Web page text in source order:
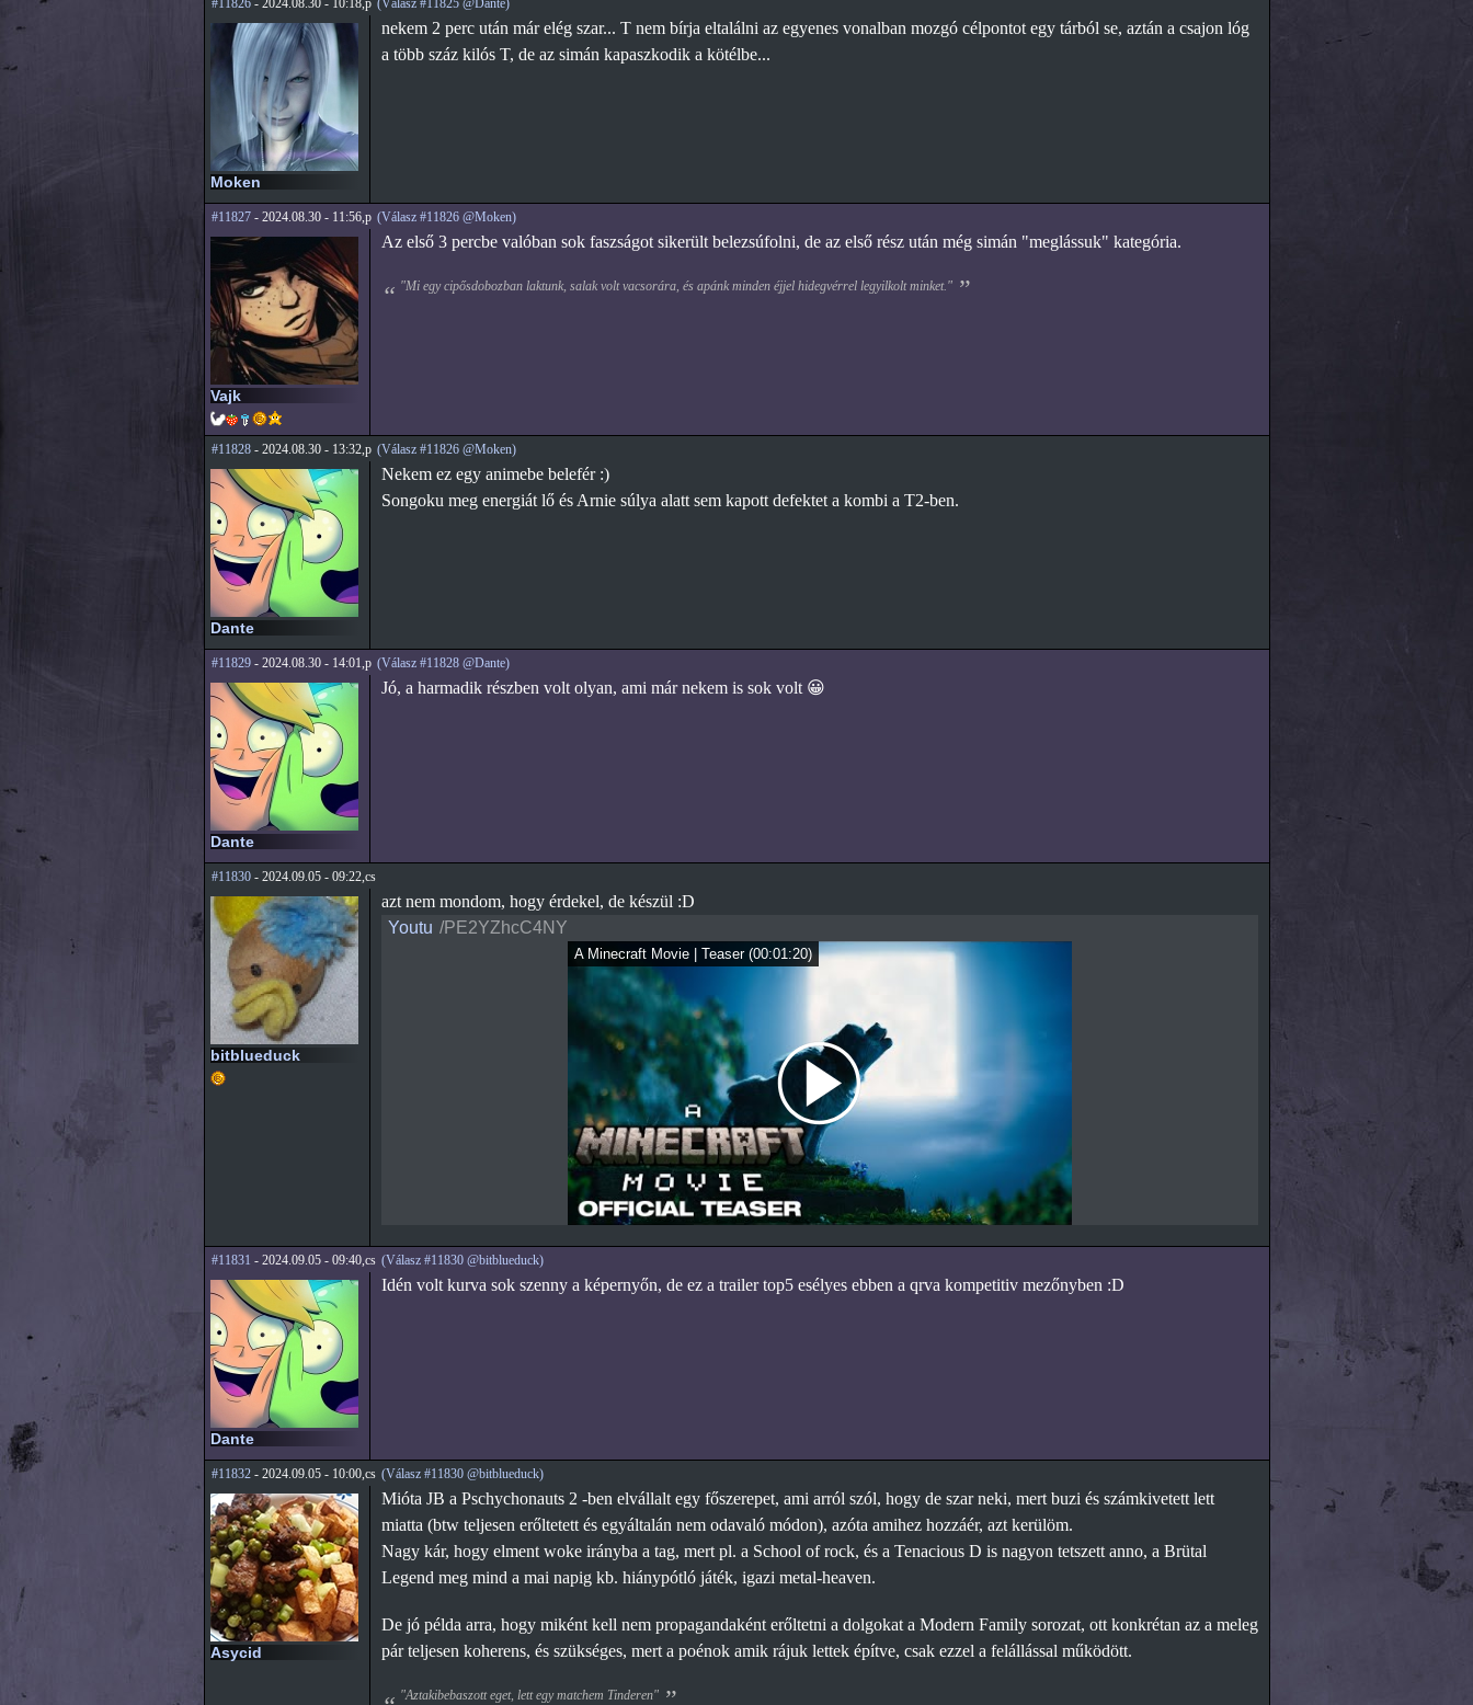
#11826- 2024.08.30 - 10:18,p (Válasz #11825 @Dante)
Moken
nekem 2 perc után már elég szar... T nem bírja eltalálni az egyenes vonalban mozgó célpontot egy tárból se, aztán a csajon lóg
a több száz kilós T, de az simán kapaszkodik a kötélbe...
#11827- 2024.08.30 - 11:56,p (Válasz #11826 @Moken)
Vajk
Az első 3 percbe valóban sok faszságot sikerült belezsúfolni, de az első rész után még simán "meglássuk" kategória.
"Mi egy cipősdobozban laktunk, salak volt vacsorára, és apánk minden éjjel hidegvérrel legyilkolt minket."
#11828- 2024.08.30 - 13:32,p (Válasz #11826 @Moken)
Dante
Nekem ez egy animebe belefér :)
Songoku meg energiát lő és Arnie súlya alatt sem kapott defektet a kombi a T2-ben.
#11829- 2024.08.30 - 14:01,p (Válasz #11828 @Dante)
Dante
Jó, a harmadik részben volt olyan, ami már nekem is sok volt 😀
#11830- 2024.09.05 - 09:22,cs
bitblueduck
azt nem mondom, hogy érdekel, de készül :D
Youtu /PE2YZhcC4NY
A Minecraft Movie | Teaser(00:01:20)
#11831 - 2024.09.05 - 09:40,cs (Válasz #11830 @bitblueduck)
Dante
Idén volt kurva sok szenny a képernyőn, de ez a trailer top5 esélyes ebben a qrva kompetitiv mezőnyben :D
#11832- 2024.09.05 - 10:00,cs (Válasz #11830 @bitblueduck)
Asycid
Mióta JB a Pschychonauts 2 -ben elvállalt egy főszerepet, ami arról szól, hogy de szar neki, mert buzi és számkivetett lett
miatta (btw teljesen erőltetett és egyáltalán nem odavaló módon), azóta amihez hozzáér, azt kerülöm.
Nagy kár, hogy elment woke irányba a tag, mert pl. a School of rock, és a Tenacious D is nagyon tetszett anno, a Brütal
Legend meg mind a mai napig kb. hiánypótló játék, igazi metal-heaven.
De jó példa arra, hogy miként kell nem propagandaként erőltetni a dolgokat a Modern Family sorozat, ott konkrétan az a meleg
pár teljesen koherens, és szükséges, mert a poénok amik rájuk lettek építve, csak ezzel a felállással működött.
"Aztakibebaszott eget, lett egy matchem Tinderen"